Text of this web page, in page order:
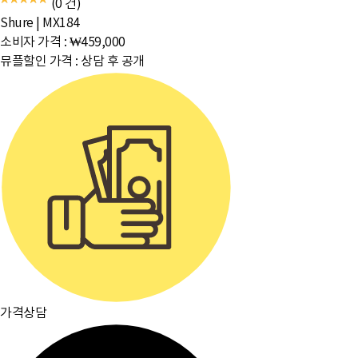
(0 건)
Shure
MX184
소비자 가격 : ₩459,000
뮤플할인 가격 : 상담 후 공개
가격상담